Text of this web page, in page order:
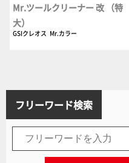
Mr.ツールクリーナー 改 （特
大）
GSIクレオス Mr.カラー
フリーワード検索